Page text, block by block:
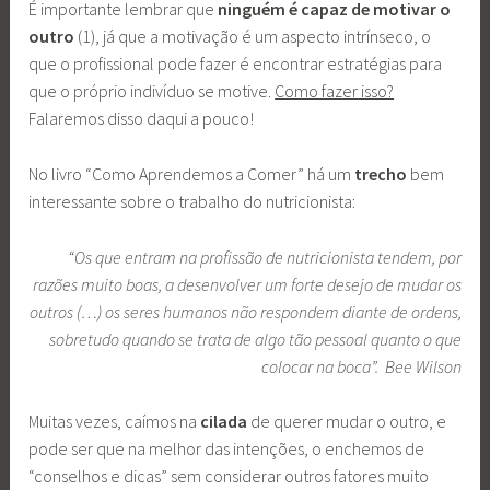
É importante lembrar que ninguém é capaz de motivar o
outro (1), já que a motivação é um aspecto intrínseco, o
que o profissional pode fazer é encontrar estratégias para
que o próprio indivíduo se motive. Como fazer isso?
Falaremos disso daqui a pouco!
No livro “Como Aprendemos a Comer” há um trecho bem
interessante sobre o trabalho do nutricionista:
“Os que entram na profissão de nutricionista tendem, por
razões muito boas, a desenvolver um forte desejo de mudar os
outros (…) os seres humanos não respondem diante de ordens,
sobretudo quando se trata de algo tão pessoal quanto o que
colocar na boca”. Bee Wilson
Muitas vezes, caímos na cilada de querer mudar o outro, e
pode ser que na melhor das intenções, o enchemos de
“conselhos e dicas” sem considerar outros fatores muito